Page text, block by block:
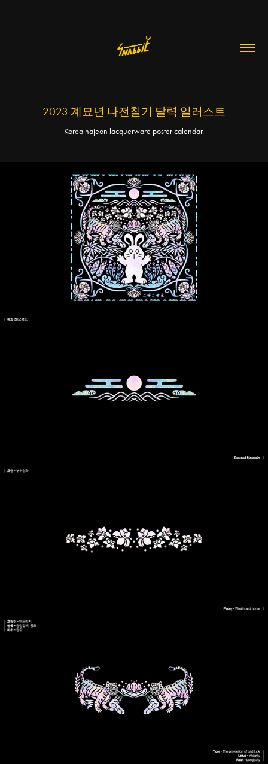
2023 계묘년 나전칠기 달력 일러스트
Korea najeon lacquerware poster calendar.